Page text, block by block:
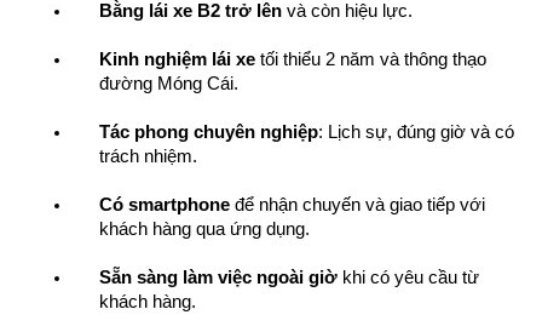
Bằng lái xe B2 trở lên và còn hiệu lực.
Kinh nghiệm lái xe tối thiểu 2 năm và thông thạo
đường Móng Cái.
Tác phong chuyên nghiệp: Lịch sự, đúng giờ và có
trách nhiệm.
Có smartphone để nhận chuyến và giao tiếp với
khách hàng qua ứng dụng.
Sẵn sàng làm việc ngoài giờ khi có yêu cầu từ
khách hàng.